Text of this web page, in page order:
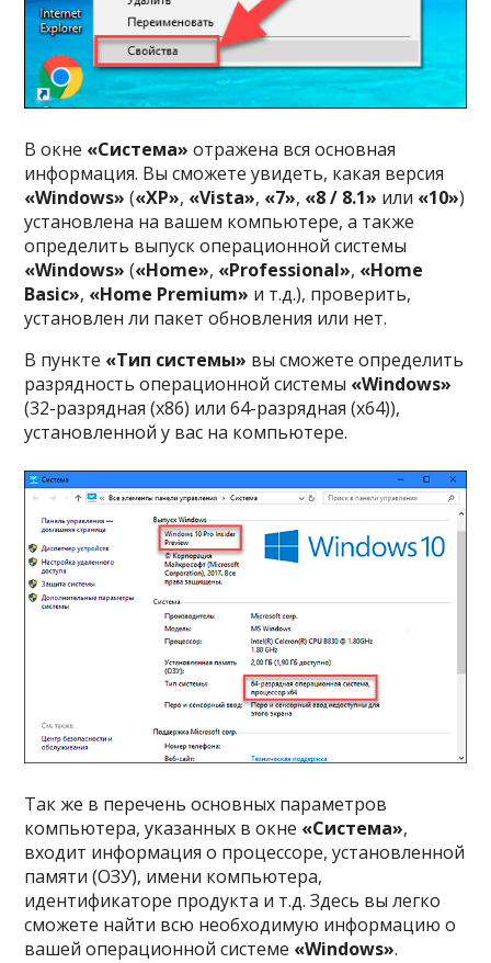
В окне «Система» отражена вся основная
информация. Вы сможете увидеть, какая версия
«Windows» («XP», «Vista», «7», «8 / 8.1» или «10»)
установлена на вашем компьютере, а также
определить выпуск операционной системы
«Windows» («Home», «Professional», «Home
Basic», «Home Premium» и т.д.), проверить,
установлен ли пакет обновления или нет.
В пункте «Тип системы» вы сможете определить
разрядность операционной системы «Windows»
(32-разрядная (x86) или 64-разрядная (x64)),
установленной у вас на компьютере.
Так же в перечень основных параметров
компьютера, указанных в окне «Система»,
входит информация о процессоре, установленной
памяти (ОЗУ), имени компьютера,
идентификаторе продукта и т.д. Здесь вы легко
сможете найти всю необходимую информацию о
вашей операционной системе «Windows».